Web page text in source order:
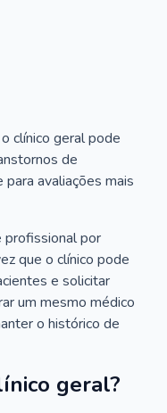
clínico geral pode
de
avaliações mais
profissional por
que o clínico pode
e solicitar
um mesmo médico
o histórico de
geral?